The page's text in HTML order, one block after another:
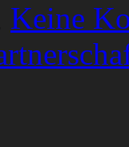
Keine